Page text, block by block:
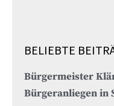
BELIEBTE
Bürgermeister
Bürgeranliegen in